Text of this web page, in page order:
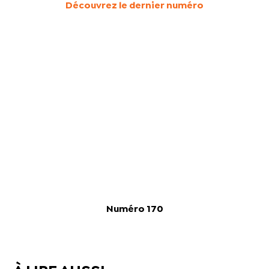
Découvrez le dernier numéro
Numéro 170